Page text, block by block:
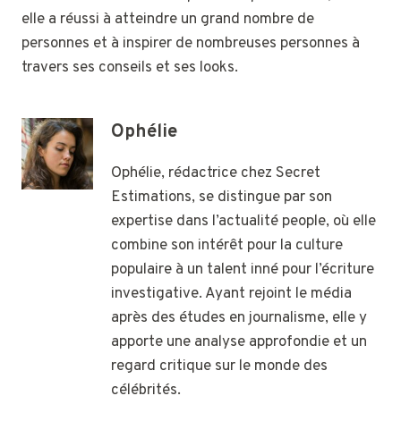
elle a réussi à atteindre un grand nombre de
personnes et à inspirer de nombreuses personnes à
travers ses conseils et ses looks.
Ophélie
Ophélie, rédactrice chez Secret
Estimations, se distingue par son
expertise dans l’actualité people, où elle
combine son intérêt pour la culture
populaire à un talent inné pour l’écriture
investigative. Ayant rejoint le média
après des études en journalisme, elle y
apporte une analyse approfondie et un
regard critique sur le monde des
célébrités.